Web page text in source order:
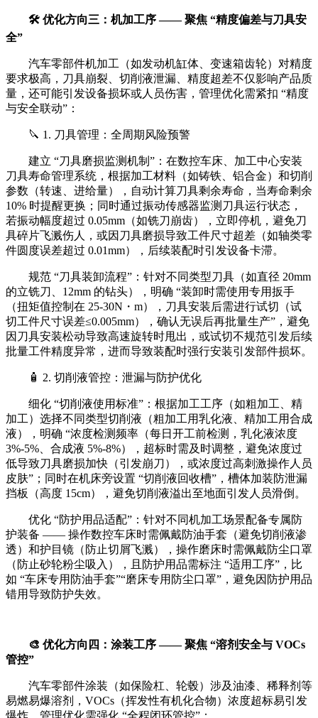
🛠️ 优化方向三：机加工序 —— 聚焦 “精度偏差与刀具安
全”
汽车零部件机加工（如发动机缸体、变速箱齿轮）对精度
要求极高，刀具崩裂、切削液泄漏、精度超差不仅影响产品质
量，还可能引发设备损坏或人员伤害，管理优化需紧扣 “精度
与安全联动”：
🔪 1. 刀具管理：全周期风险预警
建立 “刀具磨损监测机制”：在数控车床、加工中心安装
刀具寿命管理系统，根据加工材料（如铸铁、铝合金）和切削
参数（转速、进给量），自动计算刀具剩余寿命，当寿命剩余
10% 时提醒更换；同时通过振动传感器监测刀具运行状态，
若振动幅度超过 0.05mm（如铣刀崩齿），立即停机，避免刀
具碎片飞溅伤人，或因刀具磨损导致工件尺寸超差（如轴类零
件圆度误差超过 0.01mm），后续装配时引发设备卡滞。
规范 “刀具装卸流程”：针对不同类型刀具（如直径 20mm
的立铣刀、12mm 的钻头），明确 “装卸时需使用专用扳手
（扭矩值控制在 25-30N・m），刀具安装后需进行试切（试
切工件尺寸误差≤0.005mm），确认无误后再批量生产”，避免
因刀具安装松动导致高速旋转时甩出，或试切不规范引发后续
批量工件精度异常，进而导致装配时强行安装引发部件损坏。
🧴 2. 切削液管控：泄漏与防护优化
细化 “切削液使用标准”：根据加工工序（如粗加工、精
加工）选择不同类型切削液（粗加工用乳化液、精加工用合成
液），明确 “浓度检测频率（每日开工前检测，乳化液浓度
3%-5%、合成液 5%-8%），超标时需及时调整，避免浓度过
低导致刀具磨损加快（引发崩刀），或浓度过高刺激操作人员
皮肤”；同时在机床旁设置 “切削液回收槽”，槽体加装防泄漏
挡板（高度 15cm），避免切削液溢出至地面引发人员滑倒。
优化 “防护用品适配”：针对不同机加工场景配备专属防
护装备 —— 操作数控车床时需佩戴防油手套（避免切削液渗
透）和护目镜（防止切屑飞溅），操作磨床时需佩戴防尘口罩
（防止砂轮粉尘吸入），且防护用品需标注 “适用工序”，比
如 “车床专用防油手套”“磨床专用防尘口罩”，避免因防护用品
错用导致防护失效。
🎨 优化方向四：涂装工序 —— 聚焦 “溶剂安全与 VOCs
管控”
汽车零部件涂装（如保险杠、轮毂）涉及油漆、稀释剂等
易燃易爆溶剂，VOCs（挥发性有机化合物）浓度超标易引发